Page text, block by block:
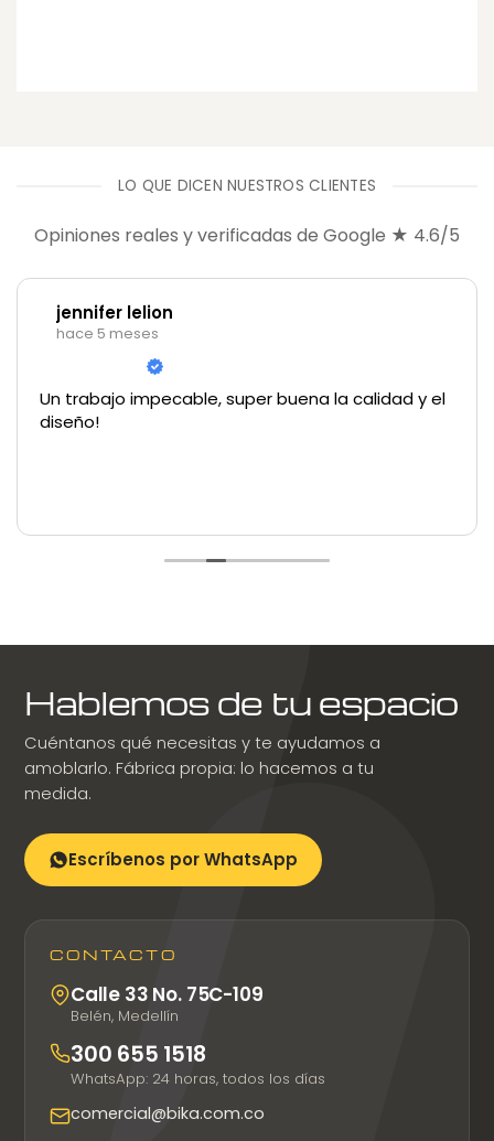
LO QUE DICEN NUESTROS CLIENTES
Opiniones reales y verificadas de Google ★ 4.6/5
jennifer lelion
hace 5 meses
Un trabajo impecable, super buena la calidad y el
diseño!
Hablemos de tu espacio
Cuéntanos qué necesitas y te ayudamos a
amoblarlo. Fábrica propia: lo hacemos a tu
medida.
Escríbenos por WhatsApp
CONTACTO
Calle 33 No. 75C-109
Belén, Medellín
300 655 1518
WhatsApp: 24 horas, todos los días
comercial@bika.com.co